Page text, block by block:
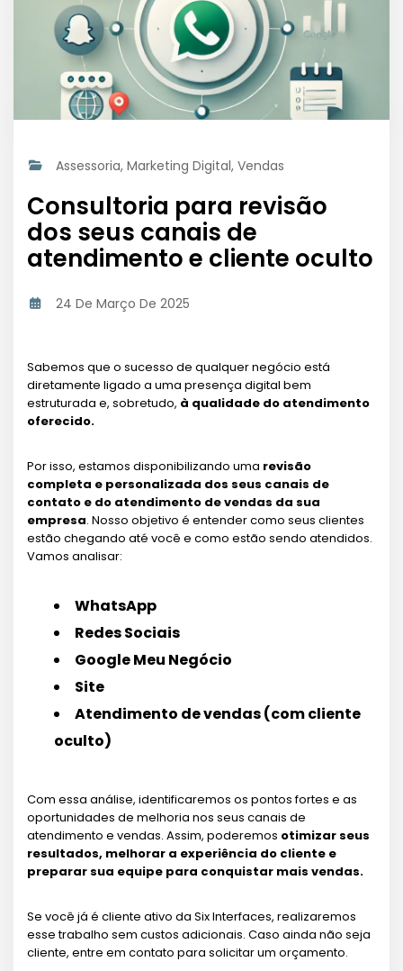
Assessoria, Marketing Digital, Vendas
Consultoria para revisão
dos seus canais de
atendimento e cliente oculto
24 De Março De 2025
Sabemos que o sucesso de qualquer negócio está
diretamente ligado a uma presença digital bem
estruturada e, sobretudo, à qualidade do atendimento
oferecido.
Por isso, estamos disponibilizando uma revisão
completa e personalizada dos seus canais de
contato e do atendimento de vendas da sua
empresa. Nosso objetivo é entender como seus clientes
estão chegando até você e como estão sendo atendidos.
Vamos analisar:
WhatsApp
Redes Sociais
Google Meu Negócio
Site
Atendimento de vendas (com cliente
oculto)
Com essa análise, identificaremos os pontos fortes e as
oportunidades de melhoria nos seus canais de
atendimento e vendas. Assim, poderemos otimizar seus
resultados, melhorar a experiência do cliente e
preparar sua equipe para conquistar mais vendas.
Se você já é cliente ativo da Six Interfaces, realizaremos
esse trabalho sem custos adicionais. Caso ainda não seja
cliente, entre em contato para solicitar um orçamento.